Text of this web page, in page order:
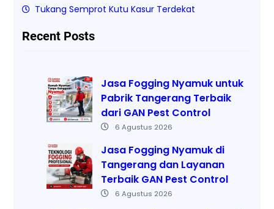
Tukang Semprot Kutu Kasur Terdekat
Recent Posts
Jasa Fogging Nyamuk untuk
Pabrik Tangerang Terbaik
dari GAN Pest Control
6 Agustus 2026
Jasa Fogging Nyamuk di
Tangerang dan Layanan
Terbaik GAN Pest Control
6 Agustus 2026